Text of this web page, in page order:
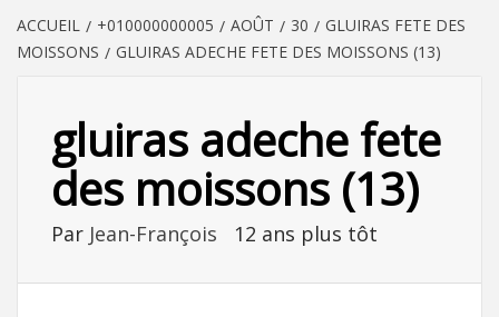
ACCUEIL +010000000005 AOÛT 30
GLUIRAS FETE DES
MOISSONS
GLUIRAS ADECHE FETE DES MOISSONS (13)
gluiras adeche fete
des moissons (13)
Par Jean-François 12 ans plus tôt